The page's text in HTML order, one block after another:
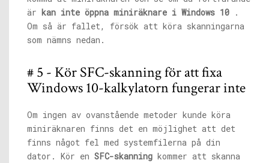
är kan inte öppna miniräknare i Windows 10 .
Om så är fallet, försök att köra skanningarna
som nämns nedan.
# 5 - Kör SFC-skanning för att fixa
Windows 10-kalkylatorn fungerar inte
Om ingen av ovanstående metoder kunde köra
miniräknaren finns det en möjlighet att det
finns något fel med systemfilerna på din
dator. Kör en SFC-skanning kommer att skanna